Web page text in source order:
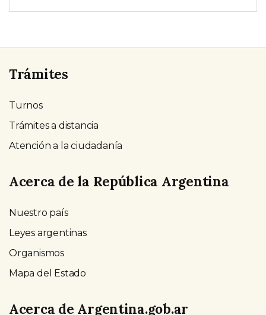
Trámites
Turnos
Trámites a distancia
Atención a la ciudadanía
Acerca de la República Argentina
Nuestro país
Leyes argentinas
Organismos
Mapa del Estado
Acerca de Argentina.gob.ar